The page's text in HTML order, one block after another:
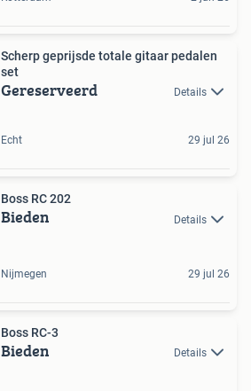
Scherp geprijsde totale gitaar pedalen
set
Gereserveerd Details
Echt 29 jul 26
Boss RC 202
Bieden Details
Nijmegen 29 jul 26
Boss RC-3
Bieden Details